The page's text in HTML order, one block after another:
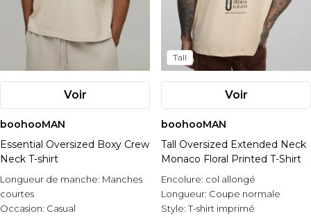
Voir
boohooMAN
Essential Oversized Boxy Crew
Neck T-shirt
Longueur de manche: Manches
courtes
Occasion: Casual
Tall
Voir
boohooMAN
Tall Oversized Extended Neck
Monaco Floral Printed T-Shirt
Encolure: col allongé
Longueur: Coupe normale
Style:T-shirt imprimé